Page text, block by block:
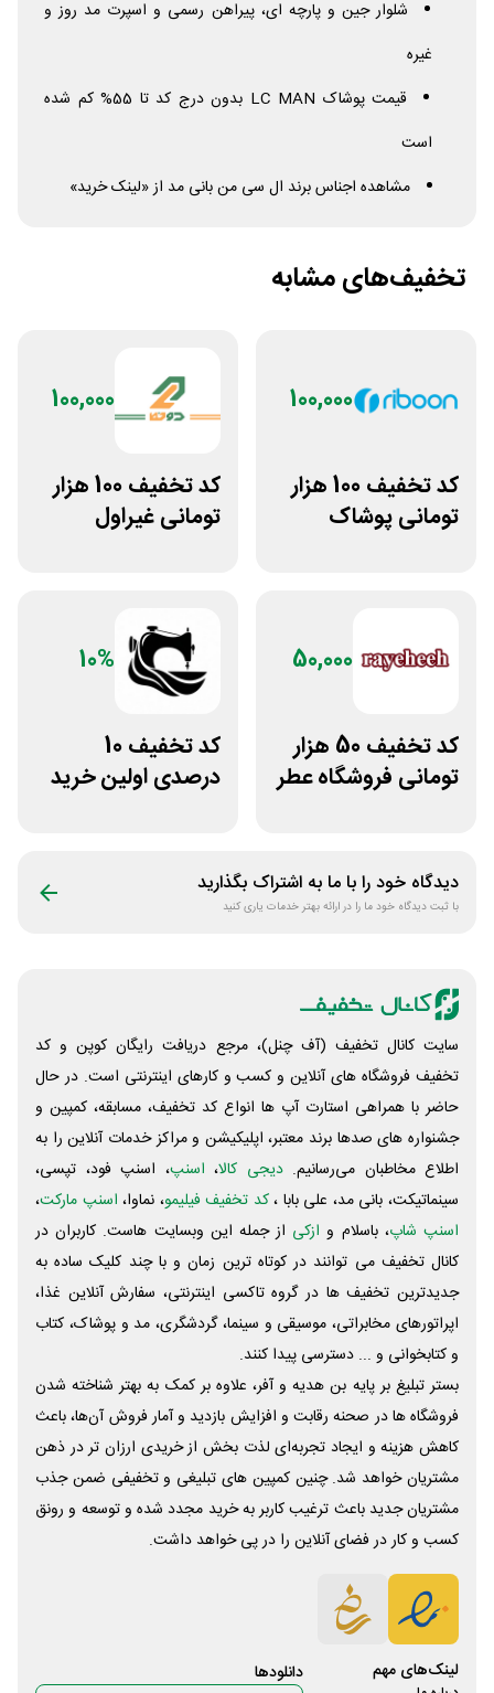
شلوار جین و پارچه ای، پیراهن رسمی و اسپرت مد روز و
غیره
قیمت پوشاک
LC MAN
بدون درج کد تا 55% کم شده
است
مشاهده اجناس برند ال سی من بانی مد از «لینک خرید»
تخفیف‌های مشابه
100,000
کد تخفیف 100 هزار
تومانی پوشاک
100,000
کد تخفیف 100 هزار
تومانی غیراول
50,000
کد تخفیف 50 هزار
تومانی فروشگاه عطر
10%
کد تخفیف 10
درصدی اولین خرید
دیدگاه خود را با ما به اشتراک بگذارید
با ثبت دیدگاه خود ما را در ارائه بهتر خدمات یاری کنید
سایت کانال تخفیف (آف چنل)، مرجع دریافت رایگان کوپن و کد
تخفیف فروشگاه های آنلاین و کسب و‌ کارهای اینترنتی است. در حال
حاضر با همراهی استارت آپ ها انواع کد تخفیف، مسابقه، کمپین و
جشنواره های صدها برند معتبر، اپلیکیشن و مراکز خدمات آنلاین را به
اطلاع مخاطبان می‌رسانیم. دیجی کالا، اسنپ، اسنپ فود، تپسی،
سینماتیکت، بانی مد، علی‌ بابا ،کد تخفیف فیلیمو، نماوا، اسنپ مارکت،
اسنپ شاپ، باسلام و ازکی از جمله این وبسایت ‌هاست. کاربران در
کانال تخفیف می توانند در کوتاه ترین زمان و با چند کلیک ساده به
جدیدترین تخفیف ها در گروه تاکسی اینترنتی، سفارش آنلاین غذا،
اپراتورهای مخابراتی، موسیقی و سینما، گردشگری، مد و پوشاک، کتاب
و کتابخوانی و ... دسترسی پیدا کنند.
بستر تبلیغ بر پایه بن هدیه و آفر، علاوه بر کمک به بهتر شناخته شدن
فروشگاه ها در صحنه رقابت و افزایش بازدید و آمار فروش آن‌ها، باعث
کاهش هزینه و ایجاد تجربه‌ای لذت بخش از خریدی ارزان تر در ذهن
مشتریان خواهد شد. چنین کمپین های تبلیغی و تخفیفی ضمن جذب
مشتریان جدید باعث ترغیب کاربر به خرید مجدد شده و توسعه و رونق
کسب و کار در فضای آنلاین را در پی خواهد داشت.
لینک‌های مهم دانلود‌ها